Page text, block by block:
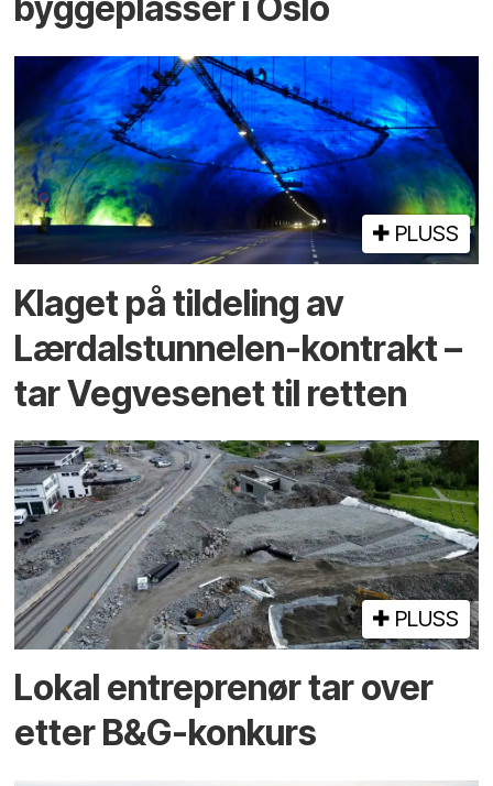
PLUSS
Klaget på tildeling av
Lærdalstunnelen-kontrakt –
tar Vegvesenet til retten
PLUSS
Lokal entreprenør tar over
etter B&G-konkurs